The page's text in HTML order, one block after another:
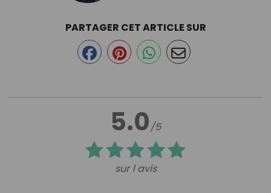
5.0/5
sur 1 avis
PARTAGER CET ARTICLE SUR